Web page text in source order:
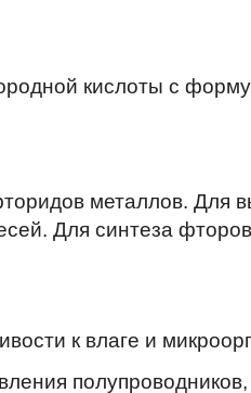
кислоты с
металлов. Для
Для синтеза
к влаге и